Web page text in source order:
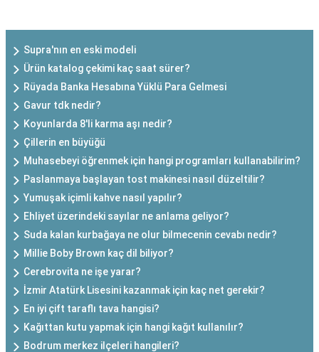
Supra'nın en eski modeli
Ürün katalog çekimi kaç saat sürer?
Rüyada Banka Hesabına Yüklü Para Gelmesi
Gavur tdk nedir?
Koyunlarda 8'li karma aşı nedir?
Çillerin en büyüğü
Muhasebeyi öğrenmek için hangi programları kullanabilirim?
Paslanmaya başlayan tost makinesi nasıl düzeltilir?
Yumuşak içimli kahve nasıl yapılır?
Ehliyet üzerindeki sayılar ne anlama geliyor?
Suda kalan kurbağaya ne olur bilmecenin cevabı nedir?
Millie Boby Brown kaç dil biliyor?
Cerebrovita ne işe yarar?
İzmir Atatürk Lisesini kazanmak için kaç net gerekir?
En iyi çift taraflı tava hangisi?
Kağıttan kutu yapmak için hangi kağıt kullanılır?
Bodrum merkez ilçeleri hangileri?